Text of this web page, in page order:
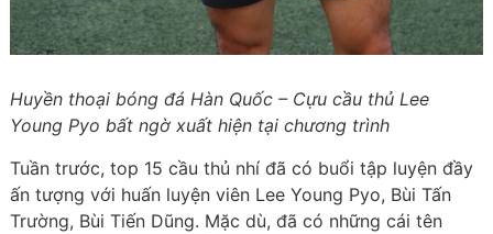
Huyền thoại bóng đá Hàn Quốc – Cựu cầu thủ Lee
Young Pyo bất ngờ xuất hiện tại chương trình
Tuần trước, top 15 cầu thủ nhí đã có buổi tập luyện đầy
ấn tượng với huấn luyện viên Lee Young Pyo, Bùi Tấn
Trường, Bùi Tiến Dũng. Mặc dù, đã có những cái tên